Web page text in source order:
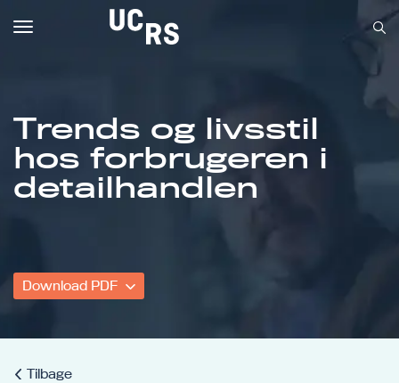
Om UCRS
Bliv faglært
Trends og livsstil
hos forbrugeren i
detailhandlen
Download PDF
Tilbage